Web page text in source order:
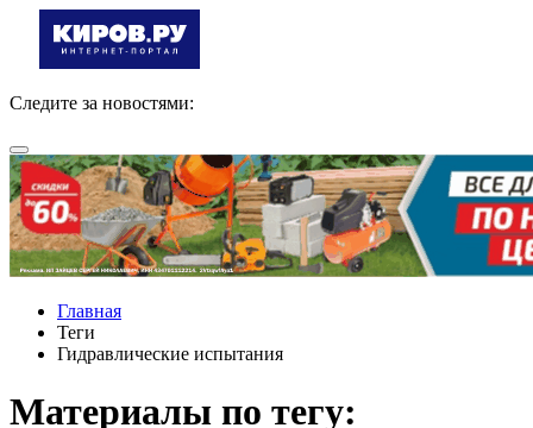
Следите за новостями:
Главная
Теги
Гидравлические испытания
Материалы по тегу: